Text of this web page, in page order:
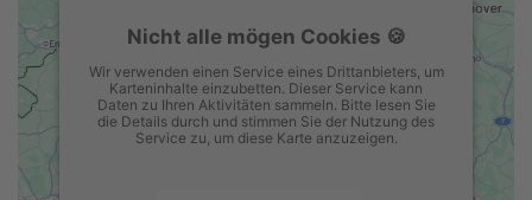
Nicht alle mögen Cookies 🍪
Wir verwenden einen Service eines Drittanbieters, um
Karteninhalte einzubetten. Dieser Service kann
Daten zu Ihren Aktivitäten sammeln. Bitte lesen Sie
die Details durch und stimmen Sie der Nutzung des
Service zu, um diese Karte anzuzeigen.